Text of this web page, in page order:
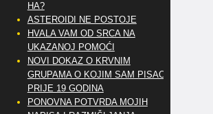
HA?
ASTEROIDI NE POSTOJE
HVALA VAM OD SRCA NA
UKAZANOJ POMOĆI
NOVI DOKAZ O KRVNIM
GRUPAMA O KOJIM SAM PISAO
PRIJE 19 GODINA
PONOVNA POTVRDA MOJIH